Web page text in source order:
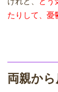
たりして、憂
両親から